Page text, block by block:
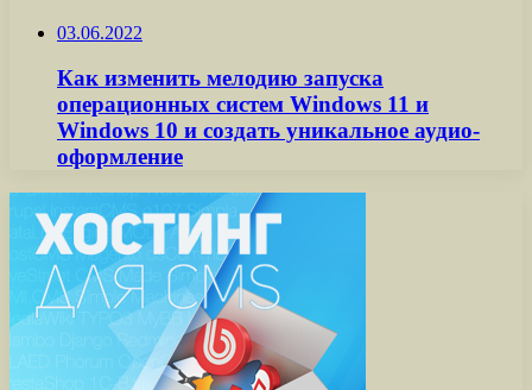
03.06.2022
Как изменить мелодию запуска
операционных систем Windows 11 и
Windows 10 и создать уникальное аудио-
оформление